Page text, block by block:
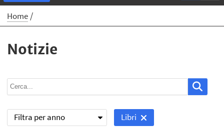
Home
Notizie
Filtra per anno Libri